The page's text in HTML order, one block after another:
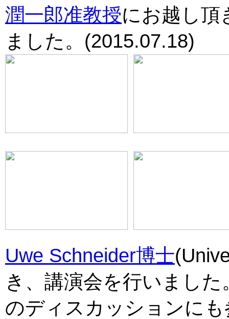
潤一郎准教授にお越し頂
ました。(2015.07.18)
Uwe Schneider博士
き、講演会を行いまし
のディスカッションに